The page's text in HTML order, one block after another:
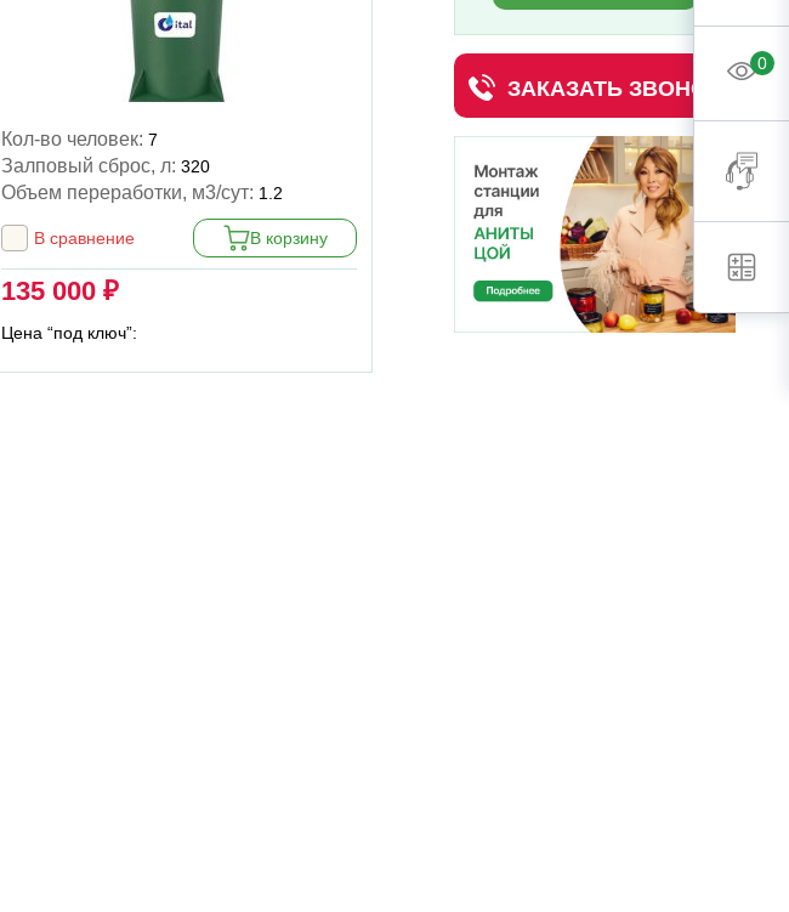
Кол-во человек: 7
Залповый сброс, л: 320
Объем переработки, м3/сут: 1.2
В сравнение В корзину
135 000 ₽
Цена “под ключ”:
ЗАКАЗАТЬ ЗВОНОК
0